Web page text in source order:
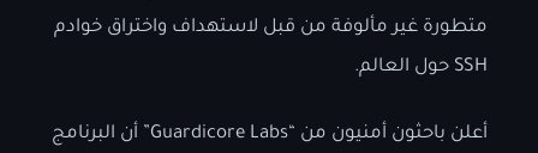
متطورة غير مألوفة من قبل لاستهداف واختراق خوادم
SSH حول العالم.
أعلن باحثون أمنيون من “Guardicore Labs” أن البرنامج